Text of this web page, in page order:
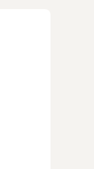
general.